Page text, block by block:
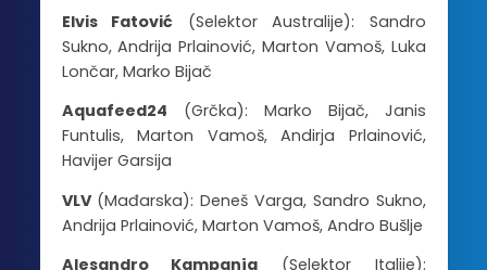
Elvis Fatović (Selektor Australije): Sandro
Sukno, Andrija Prlainović, Marton Vamoš, Luka
Lončar, Marko Bijač
Aquafeed24 (Grčka): Marko Bijač, Janis
Funtulis, Marton Vamoš, Andirja Prlainović,
Havijer Garsija
VLV(Mađarska): Deneš Varga, Sandro Sukno,
Andrija Prlainović, Marton Vamoš, Andro Bušlje
Alesandro Kampanja (Selektor Italije):